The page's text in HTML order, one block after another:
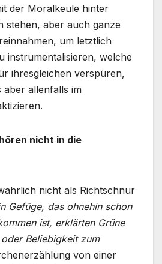
der Moralkeule hinter
stehen, aber auch ganze
um letztlich
instrumentalisieren, welche
ihresgleichen verspüren,
aber allenfalls im
nicht in die
nicht als Richtschnur
Gefüge, das ohnehin schon
ist, erklärten Grüne
Beliebigkeit zum
von einer